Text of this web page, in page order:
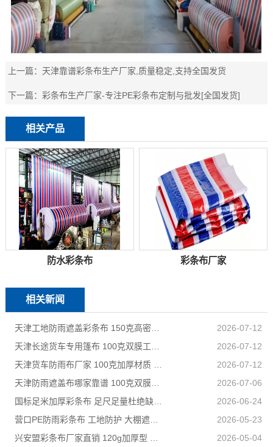
上一篇： 天津靠谱彩条布生产厂家,质量稳定,支持全国发货
下一篇：彩条布生产厂家-专注PE彩条布定制与批发[全国发货]
相关产品
防水彩条布 彩条布厂家
相关新闻
天津工地防雨遮盖彩条布 150克高密度 基建施工防尘防水
2026-07-12
2026-07-12
2026-07-12
天津防雨遮盖布哪家靠谱 100克双膜加厚款适配高栏货车长途盖货
2026-07-06
国标足米加厚彩条布 足尺足量杜绝缺尺少米
2026-06-24
营口PE防雨彩条布 工地防护 大棚遮盖 3×50米 耐寒耐用
2026-05-23
2026-05-04